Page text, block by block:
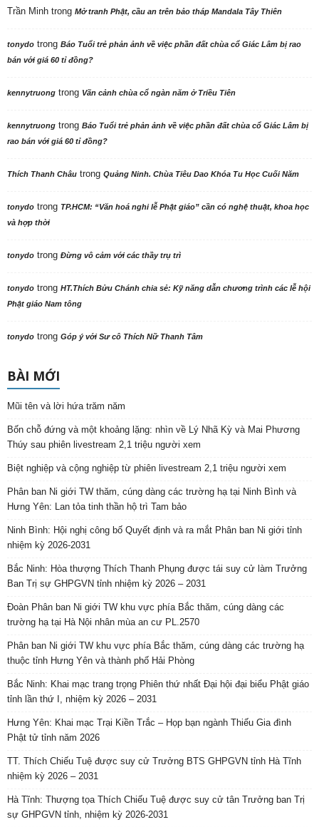
Trần Minh trong Mở tranh Phật, cầu an trên bảo tháp Mandala Tây Thiên
tonydo trong Báo Tuổi trẻ phản ảnh về việc phần đất chùa cổ Giác Lâm bị rao
bán với giá 60 tỉ đồng?
kennytruong trong Vãn cảnh chùa cổ ngàn năm ở Triều Tiên
kennytruong trong Báo Tuổi trẻ phản ảnh về việc phần đất chùa cổ Giác Lâm bị
rao bán với giá 60 tỉ đồng?
Thích Thanh Châu trong Quảng Ninh. Chùa Tiêu Dao Khóa Tu Học Cuối Năm
tonydo trong TP.HCM: “Văn hoá nghi lễ Phật giáo” cần có nghệ thuật, khoa học
và hợp thời
tonydo trong Đừng vô cảm với các thầy trụ trì
tonydo trong HT.Thích Bửu Chánh chia sẻ: Kỹ năng dẫn chương trình các lễ hội
Phật giáo Nam tông
tonydo trong Góp ý với Sư cô Thích Nữ Thanh Tâm
BÀI MỚI
Mũi tên và lời hứa trăm năm
Bốn chỗ đứng và một khoảng lặng: nhìn về Lý Nhã Kỳ và Mai Phương
Thúy sau phiên livestream 2,1 triệu người xem
Biệt nghiệp và cộng nghiệp từ phiên livestream 2,1 triệu người xem
Phân ban Ni giới TW thăm, cúng dàng các trường hạ tại Ninh Bình và
Hưng Yên: Lan tỏa tinh thần hộ trì Tam bảo
Ninh Bình: Hội nghị công bố Quyết định và ra mắt Phân ban Ni giới tỉnh
nhiệm kỳ 2026-2031
Bắc Ninh: Hòa thượng Thích Thanh Phụng được tái suy cử làm Trưởng
Ban Trị sự GHPGVN tỉnh nhiệm kỳ 2026 – 2031
Đoàn Phân ban Ni giới TW khu vực phía Bắc thăm, cúng dàng các
trường hạ tại Hà Nội nhân mùa an cư PL.2570
Phân ban Ni giới TW khu vực phía Bắc thăm, cúng dàng các trường hạ
thuộc tỉnh Hưng Yên và thành phố Hải Phòng
Bắc Ninh: Khai mạc trang trọng Phiên thứ nhất Đại hội đại biểu Phật giáo
tỉnh lần thứ I, nhiệm kỳ 2026 – 2031
Hưng Yên: Khai mạc Trại Kiền Trắc – Họp bạn ngành Thiếu Gia đình
Phật tử tỉnh năm 2026
TT. Thích Chiếu Tuệ được suy cử Trưởng BTS GHPGVN tỉnh Hà Tĩnh
nhiệm kỳ 2026 – 2031
Hà Tĩnh: Thượng tọa Thích Chiếu Tuệ được suy cử tân Trưởng ban Trị
sự GHPGVN tỉnh, nhiệm kỳ 2026-2031